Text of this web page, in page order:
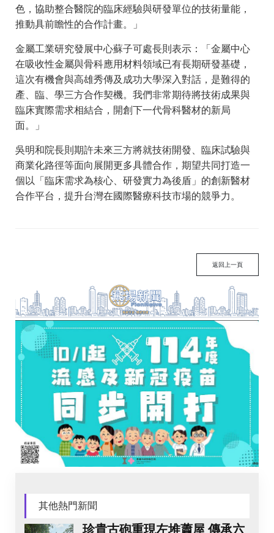
色，協助整合醫院的臨床經驗與研發單位的技術量能，
推動具前瞻性的合作計畫。」
金屬工業研究發展中心蘇子可處長則表示：「金屬中心
在吸收性金屬與骨科應用材料領域已有長期研發基礎，
這次有機會與高雄秀傳及成功大學深入對話，是難得的
產、臨、學三方合作契機。我們非常期待將技術成果與
臨床實際需求相結合，開創下一代骨科醫材的新局
面。」
吳明和院長則期許未來三方將就技術開發、臨床試驗與
商業化路徑等面向展開更多具體合作，期望共同打造一
個以「臨床需求為核心、研發實力為後盾」的創新醫材
合作平台，提升台灣在國際醫療科技市場的競爭力。
返回上一頁
其他熱門新聞
珍貴古砲重現左堆蕭屋 傳承六